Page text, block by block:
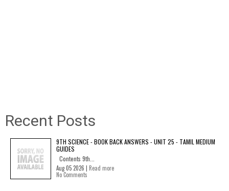
Recent Posts
9TH SCIENCE - BOOK BACK ANSWERS - UNIT 25 - TAMIL MEDIUM
GUIDES
Contents 9th...
Aug 05 2026 | Read more
No Comments